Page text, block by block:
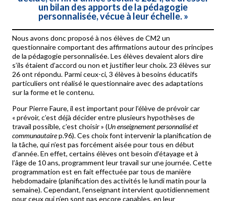
un bilan des apports de la pédagogie
personnalisée, vécue à leur échelle.»
Nous avons donc proposé à nos élèves de CM2 un
questionnaire comportant des affirmations autour des principes
de la pédagogie personnalisée. Les élèves devaient alors dire
s’ils étaient d’accord ou non et justifier leur choix. 23 élèves sur
26 ont répondu. Parmi ceux-ci, 3 élèves à besoins éducatifs
particuliers ont réalisé le questionnaire avec des adaptations
sur la forme et le contenu.
Pour Pierre Faure, il est important pour l’élève de prévoir car
« prévoir, c’est déjà décider entre plusieurs hypothèses de
travail possible, c’est choisir » (Un enseignement personnalisé et
communautairep.96). Ces choix font intervenir la planification de
la tâche, qui n’est pas forcément aisée pour tous en début
d’année. En effet, certains élèves ont besoin d’étayage et à
l’âge de 10 ans, programment leur travail sur une journée. Cette
programmation est en fait effectuée par tous de manière
hebdomadaire (planification des activités le lundi matin pour la
semaine). Cependant, l’enseignant intervient quotidiennement
pour ceux qui n’en sont pas encore capables, en leur